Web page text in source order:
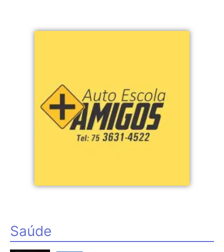
Saúde